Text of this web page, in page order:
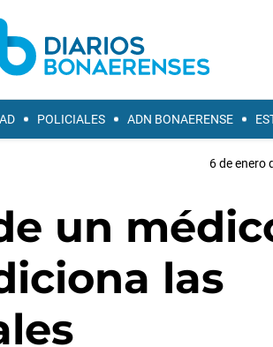
POLICIALES ADN BONAERENSE
6 de enero
un
las